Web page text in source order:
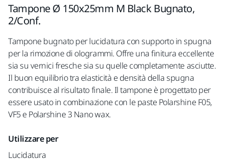
Tampone Ø 150x25mm M Black Bugnato,
2/Conf.
Tampone bugnato per lucidatura con supporto in spugna
per la rimozione di ologrammi. Offre una finitura eccellente
sia su vernici fresche sia su quelle completamente asciutte.
Il buon equilibrio tra elasticità e densità della spugna
contribuisce al risultato finale. Il tampone è progettato per
essere usato in combinazione con le paste Polarshine F05,
VF5 e Polarshine 3 Nano wax.
Utilizzare per
Lucidatura